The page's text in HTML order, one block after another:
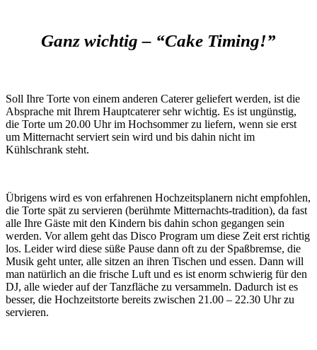
Ganz wichtig – “Cake Timing!”
Soll Ihre Torte von einem anderen Caterer geliefert werden, ist die
Absprache mit Ihrem Hauptcaterer sehr wichtig. Es ist ungünstig,
die Torte um 20.00 Uhr im Hochsommer zu liefern, wenn sie erst
um Mitternacht serviert sein wird und bis dahin nicht im
Kühlschrank steht.
Übrigens wird es von erfahrenen Hochzeitsplanern nicht empfohlen,
die Torte spät zu servieren (berühmte Mitternachts-tradition), da fast
alle Ihre Gäste mit den Kindern bis dahin schon gegangen sein
werden. Vor allem geht das Disco Program um diese Zeit erst richtig
los. Leider wird diese süße Pause dann oft zu der Spaßbremse, die
Musik geht unter, alle sitzen an ihren Tischen und essen. Dann will
man natürlich an die frische Luft und es ist enorm schwierig für den
DJ, alle wieder auf der Tanzfläche zu versammeln. Dadurch ist es
besser, die Hochzeitstorte bereits zwischen 21.00 – 22.30 Uhr zu
servieren.